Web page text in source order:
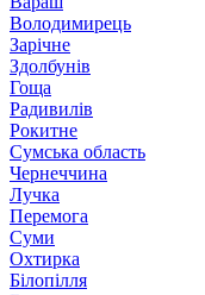
Володимирець
Зарічне
Здолбунів
Гоща
Радивилів
Рокитне
Сумська область
Чернеччина
Лучка
Перемога
Суми
Охтирка
Білопілля